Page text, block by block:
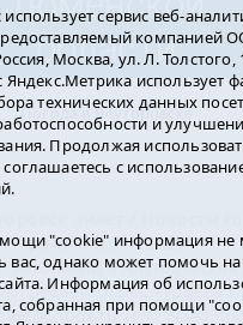
Погода в Ялуторовске
района2016-2023
АНО «ИИЦ « Ялуторовская
редактор: Вешкурцева
Тел.:
сервис веб-
компанией
Москва, ул. Л. Толстого,
Яндекс.Метрика использует
технических данных
и
Продолжая
с
"cookie" информация не
вас, однако может помочь
Информация об
собранная при помощи